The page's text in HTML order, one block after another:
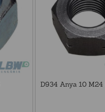
D934 Anya 10